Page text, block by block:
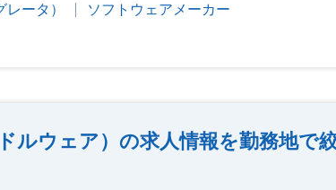
ータ）
ソフトウェアメーカー
ルウェア）の求人情報を勤務地で